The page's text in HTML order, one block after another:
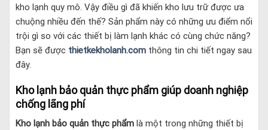
kho lạnh quy mô. Vậy điều gì đã khiến kho lưu trữ được ưa
chuộng nhiều đến thế? Sản phẩm này có những ưu điểm nổi
trội gì so với các thiết bị làm lạnh khác có cùng chức năng?
Bạn sẽ được thietkekholanh.com thông tin chi tiết ngay sau
đây.
Kho lạnh bảo quản thực phẩm giúp doanh nghiệp
chống lãng phí
Kho lạnh bảo quản thực phẩm là một trong những thiết bị